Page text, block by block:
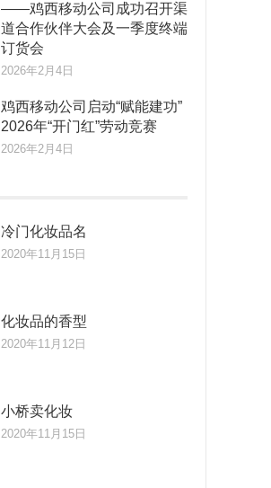
——鸡西移动公司成功召开渠
道合作伙伴大会及一季度终端
订货会
2026年2月4日
鸡西移动公司启动“赋能建功”
2026年“开门红”劳动竞赛
2026年2月4日
冷门化妆品名
2020年11月15日
化妆品的香型
2020年11月12日
小桥卖化妆
2020年11月15日